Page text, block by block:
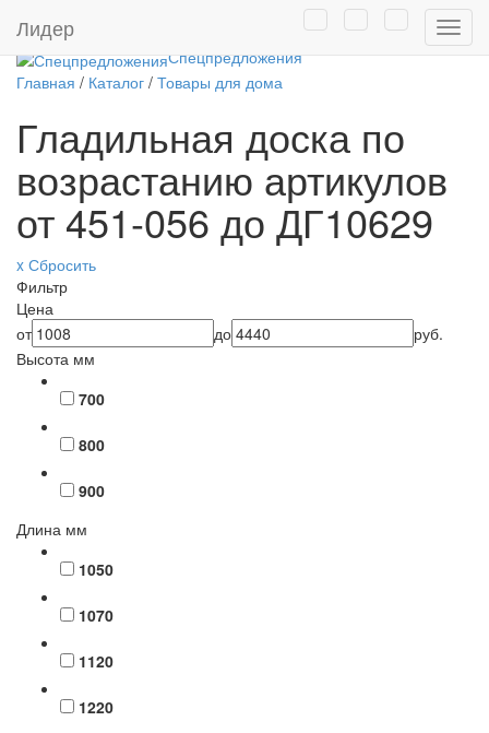
Лидер
Товары собственного
производства
Спецпредложения
Главная / Каталог / Товары для дома
Гладильная доска по
возрастанию артикулов
от 451-056 до ДГ10629
x Сбросить
Фильтр
Цена
от
до
руб.
Высота мм
700
800
900
Длина мм
1050
1070
1120
1220